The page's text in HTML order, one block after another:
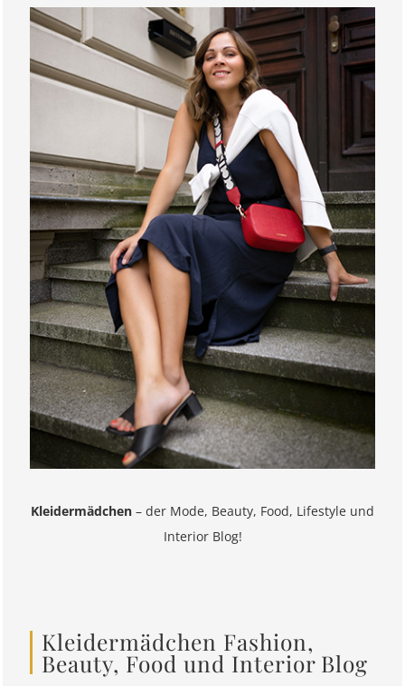
Kleidermädchen – der Mode, Beauty, Food, Lifestyle und
Interior Blog!
Kleidermädchen Fashion,
Beauty, Food und Interior Blog